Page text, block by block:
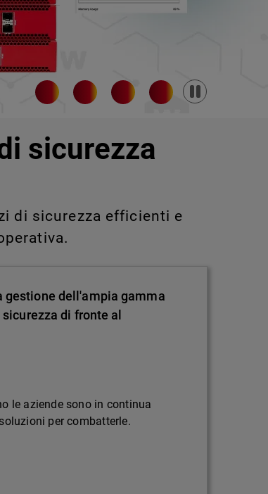
Pause
sicurezza
di sicurezza efficienti e
gestione dell'ampia gamma
di fronte al
le aziende sono in continua
per combatterle.